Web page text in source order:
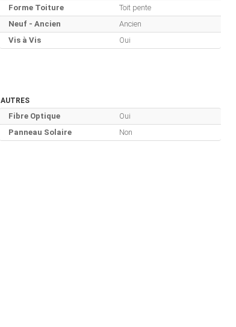
Forme Toiture
Toit pente
Neuf - Ancien
Ancien
Vis à Vis
Oui
AUTRES
Fibre Optique
Oui
Panneau Solaire
Non